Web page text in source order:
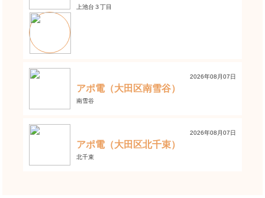
上池台３丁目
2026年08月07日
アポ電（大田区南雪谷）
南雪谷
2026年08月07日
アポ電（大田区北千束）
北千束